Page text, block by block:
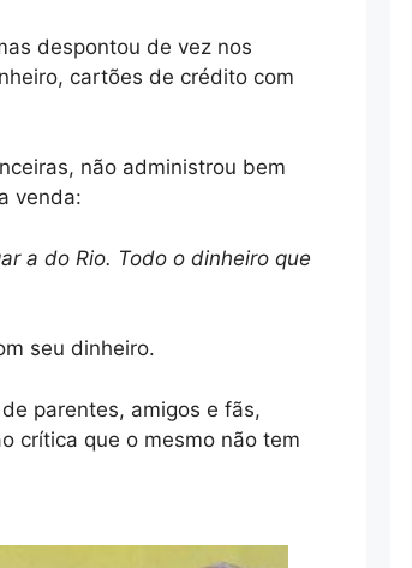
despontou de vez nos
cartões de crédito com
não administrou bem
venda:
a do Rio. Todo o dinheiro que
seu dinheiro.
parentes, amigos e fãs,
crítica que o mesmo não tem